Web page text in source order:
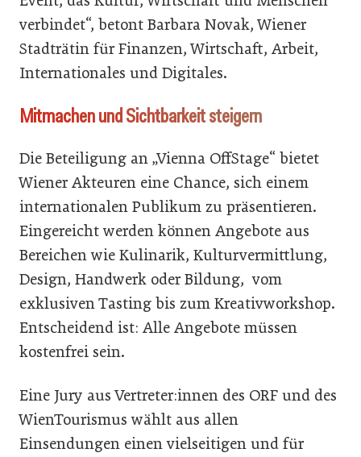
verbindet“, betont Barbara Novak, Wiener
Stadträtin für Finanzen, Wirtschaft, Arbeit,
Internationales und Digitales.
Mitmachen und Sichtbarkeit steigern
Die Beteiligung an „Vienna OffStage“ bietet
Wiener Akteuren eine Chance, sich einem
internationalen Publikum zu präsentieren.
Eingereicht werden können Angebote aus
Bereichen wie Kulinarik, Kulturvermittlung,
Design, Handwerk oder Bildung, vom
exklusiven Tasting bis zum Kreativworkshop.
Entscheidend ist: Alle Angebote müssen
kostenfrei sein.
Eine Jury aus Vertreter:innen des ORF und des
WienTourismus wählt aus allen
Einsendungen einen vielseitigen und für